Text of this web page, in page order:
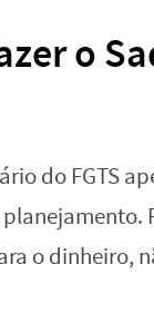
o
do FGTS
o dinheiro,